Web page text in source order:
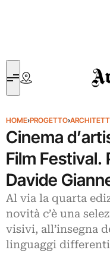
HOME›PROGETTO›
Cinema
Film Festival.
Davide
Al via la quarta
novità c’è una
visivi, all’insegna
linguaggi differenti